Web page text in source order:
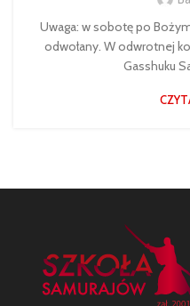
Uwaga: w sobotę po
odwołany. W odwrotnej
Gasshuku